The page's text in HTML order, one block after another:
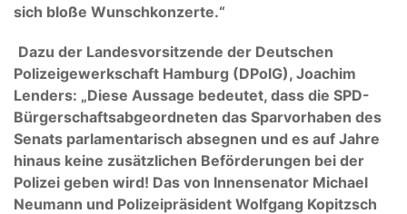
sich bloße Wunschkonzerte.“
Dazu der Landesvorsitzende der Deutschen
Polizeigewerkschaft Hamburg (DPolG), Joachim
Lenders: „Diese Aussage bedeutet, dass die SPD-
Bürgerschaftsabgeordneten das Sparvorhaben des
Senats parlamentarisch absegnen und es auf Jahre
hinaus keine zusätzlichen Beförderungen bei der
Polizei geben wird! Das von Innensenator Michael
Neumann und Polizeipräsident Wolfgang Kopitzsch